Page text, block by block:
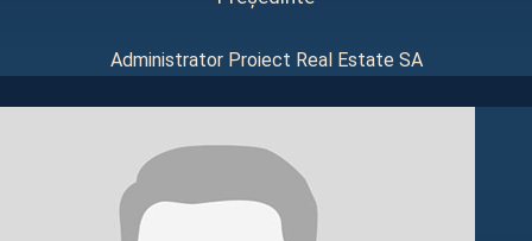
Administrator Proiect Real Estate SA